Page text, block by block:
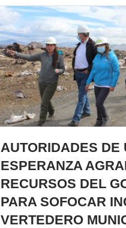
AUTORIDADES DE
ESPERANZA
RECURSOS DEL
PARA SOFOCAR
VERTEDERO